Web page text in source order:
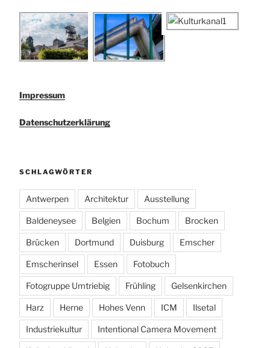
Impressum
Datenschutzerklärung
SCHLAGWÖRTER
Antwerpen Architektur Ausstellung
Baldeneysee Belgien Bochum Brocken
Brücken Dortmund Duisburg Emscher
Emscherinsel Essen Fotobuch
Fotogruppe Umtriebig Frühling Gelsenkirchen
Harz Herne Hohes Venn ICM Ilsetal
Industriekultur Intentional Camera Movement